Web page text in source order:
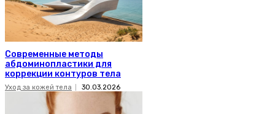
Современные методы
абдоминопластики для
коррекции контуров тела
Уход за кожей тела 30.03.2026